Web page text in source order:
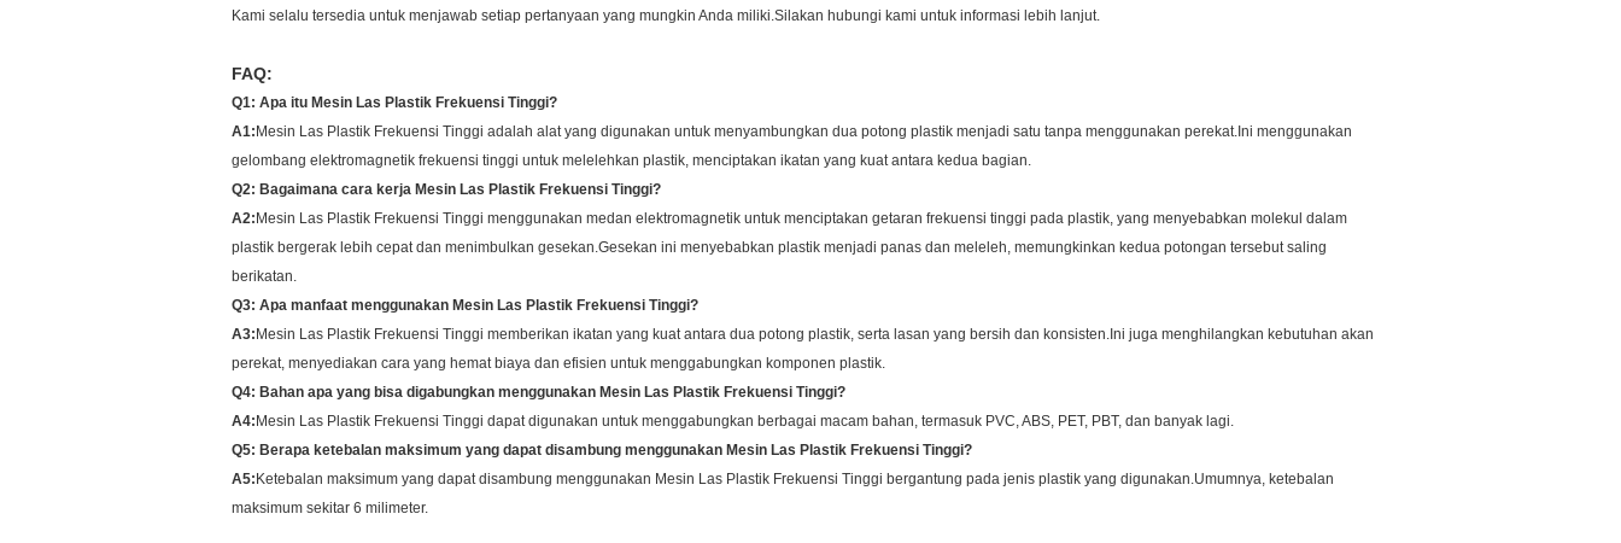
Kami selalu tersedia untuk menjawab setiap pertanyaan yang mungkin Anda miliki.Silakan hubungi kami untuk informasi lebih lanjut.
FAQ:
Q1: Apa itu Mesin Las Plastik Frekuensi Tinggi?
A1: Mesin Las Plastik Frekuensi Tinggi adalah alat yang digunakan untuk menyambungkan dua potong plastik menjadi satu tanpa menggunakan perekat.Ini menggunakan
gelombang elektromagnetik frekuensi tinggi untuk melelehkan plastik, menciptakan ikatan yang kuat antara kedua bagian.
Q2: Bagaimana cara kerja Mesin Las Plastik Frekuensi Tinggi?
A2: Mesin Las Plastik Frekuensi Tinggi menggunakan medan elektromagnetik untuk menciptakan getaran frekuensi tinggi pada plastik, yang menyebabkan molekul dalam
plastik bergerak lebih cepat dan menimbulkan gesekan.Gesekan ini menyebabkan plastik menjadi panas dan meleleh, memungkinkan kedua potongan tersebut saling
berikatan.
Q3: Apa manfaat menggunakan Mesin Las Plastik Frekuensi Tinggi?
A3: Mesin Las Plastik Frekuensi Tinggi memberikan ikatan yang kuat antara dua potong plastik, serta lasan yang bersih dan konsisten.Ini juga menghilangkan kebutuhan akan
perekat, menyediakan cara yang hemat biaya dan efisien untuk menggabungkan komponen plastik.
Q4: Bahan apa yang bisa digabungkan menggunakan Mesin Las Plastik Frekuensi Tinggi?
A4: Mesin Las Plastik Frekuensi Tinggi dapat digunakan untuk menggabungkan berbagai macam bahan, termasuk PVC, ABS, PET, PBT, dan banyak lagi.
Q5: Berapa ketebalan maksimum yang dapat disambung menggunakan Mesin Las Plastik Frekuensi Tinggi?
A5: Ketebalan maksimum yang dapat disambung menggunakan Mesin Las Plastik Frekuensi Tinggi bergantung pada jenis plastik yang digunakan.Umumnya, ketebalan
maksimum sekitar 6 milimeter.